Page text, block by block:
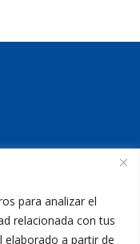
para analizar el
relacionada con tus
elaborado a partir de